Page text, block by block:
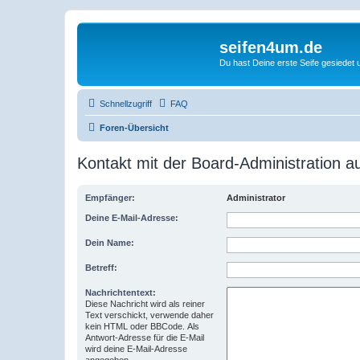
seifen4um.de
Du hast Deine erste Seife gesiedet
Schnellzugriff FAQ
Foren-Übersicht
Kontakt mit der Board-Administration
Empfänger: Administrator
Deine E-Mail-Adresse:
Dein Name:
Betreff:
Nachrichtentext:
Diese Nachricht wird als reiner
Text verschickt, verwende daher
kein HTML oder BBCode. Als
Antwort-Adresse für die E-Mail
wird deine E-Mail-Adresse